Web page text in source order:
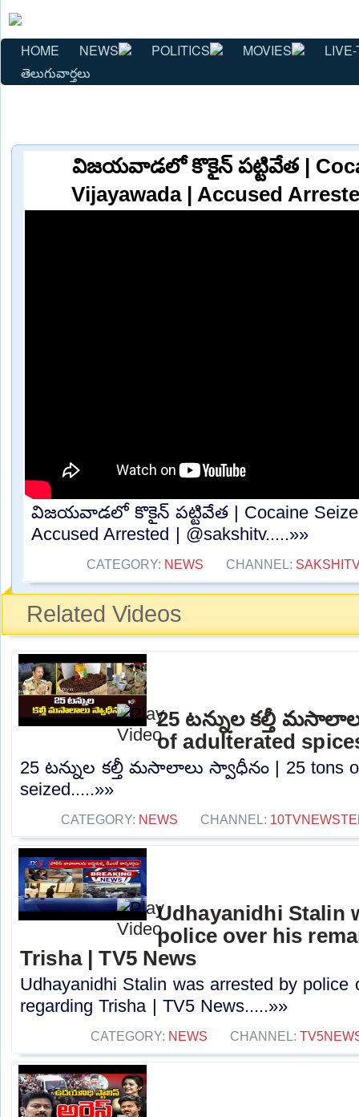
HOME NEWS POLITICS MOVIES
తెలుగువార్తలు
విజయవాడలో కొకైన్ పట్టివేత |
Vijayawada | Accused
విజయవాడలో కొకైన్ పట్టివేత | Cocaine
Accused Arrested | @sakshitv.....»»
CATEGORY: NEWS CHANNEL:
Related Videos
25 టన్నుల కల్తీ
of adulterated
25 టన్నుల కల్తీ మసాలాలు స్వాధీనం | 25 tons
seized.....»»
CATEGORY: NEWS CHANNEL:
Udhayanidhi Stalin
police over his
Trisha | TV5 News
Udhayanidhi Stalin was arrested by police
regarding Trisha | TV5 News.....»»
CATEGORY: NEWS CHANNEL: